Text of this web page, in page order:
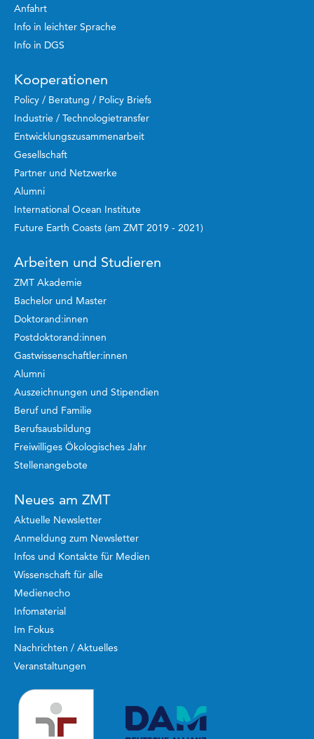
Anfahrt
Info in leichter Sprache
Info in DGS
Kooperationen
Policy / Beratung / Policy Briefs
Industrie / Technologietransfer
Entwicklungszusammenarbeit
Gesellschaft
Partner und Netzwerke
Alumni
International Ocean Institute
Future Earth Coasts (am ZMT 2019 - 2021)
Arbeiten und Studieren
ZMT Akademie
Bachelor und Master
Doktorand:innen
Postdoktorand:innen
Gastwissenschaftler:innen
Alumni
Auszeichnungen und Stipendien
Beruf und Familie
Berufsausbildung
Freiwilliges Ökologisches Jahr
Stellenangebote
Neues am ZMT
Aktuelle Newsletter
Anmeldung zum Newsletter
Infos und Kontakte für Medien
Wissenschaft für alle
Medienecho
Infomaterial
Im Fokus
Nachrichten / Aktuelles
Veranstaltungen